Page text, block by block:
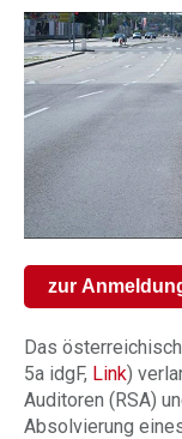
zur
Das
5a idgF, Link)
Auditoren (RSA)
Absolvierung